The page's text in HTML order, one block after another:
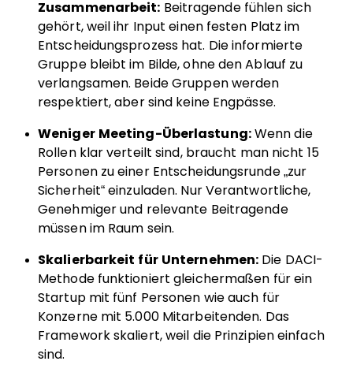
Zusammenarbeit: Beitragende fühlen sich
gehört, weil ihr Input einen festen Platz im
Entscheidungsprozess hat. Die informierte
Gruppe bleibt im Bilde, ohne den Ablauf zu
verlangsamen. Beide Gruppen werden
respektiert, aber sind keine Engpässe.
Weniger Meeting-Überlastung:Wenn die
Rollen klar verteilt sind, braucht man nicht 15
Personen zu einer Entscheidungsrunde „zur
Sicherheit“ einzuladen. Nur Verantwortliche,
Genehmiger und relevante Beitragende
müssen im Raum sein.
Skalierbarkeit für Unternehmen: Die DACI-
Methode funktioniert gleichermaßen für ein
Startup mit fünf Personen wie auch für
Konzerne mit 5.000 Mitarbeitenden. Das
Framework skaliert, weil die Prinzipien einfach
sind.